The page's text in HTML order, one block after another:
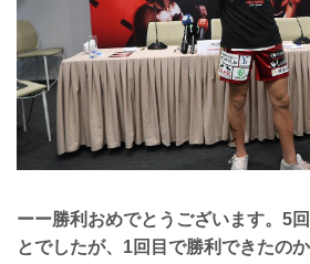
ーー勝利おめでとうございます。5
とでしたが、1回目で勝利できたの